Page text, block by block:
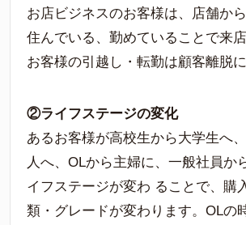
お店ビジネスのお客様は、店舗か
住んでいる、勤めていることで来店
お客様の引越し・転勤は顧客離脱に
②ライフステージの変化
あるお客様が高校生から大学生へ
人へ、OLから主婦に、一般社員か
イフステージが変わ ることで、購
類・グレードが変わります。OLの